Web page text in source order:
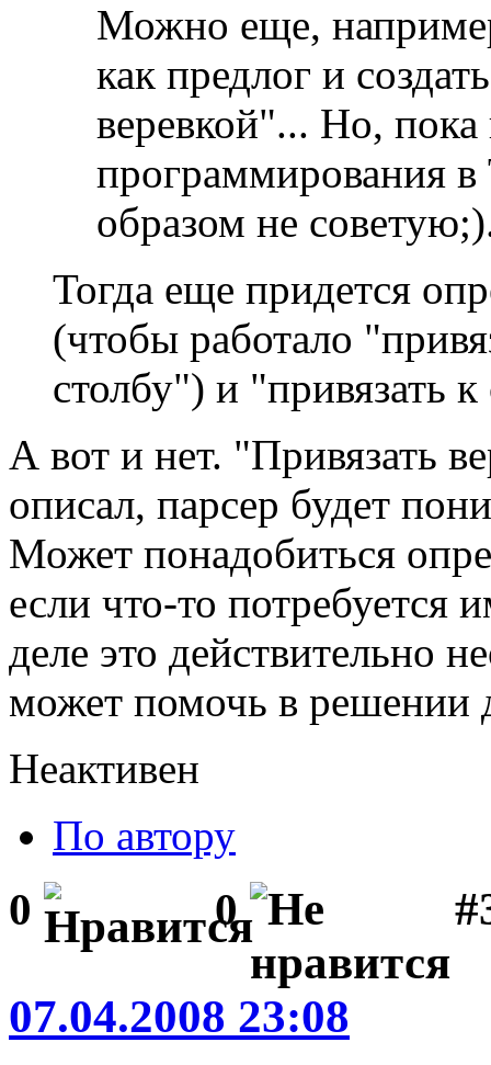
Можно еще,
как предлог и
веревкой"... Но,
программирования
образом не
Тогда еще придется
(чтобы работало
столбу") и "привязать
А вот и нет. "Привязать
описал, парсер будет
Может понадобиться
если что-то потребуется
деле это действительно
может помочь в решении
Неактивен
По автору
0 0
07.04.2008 23:08